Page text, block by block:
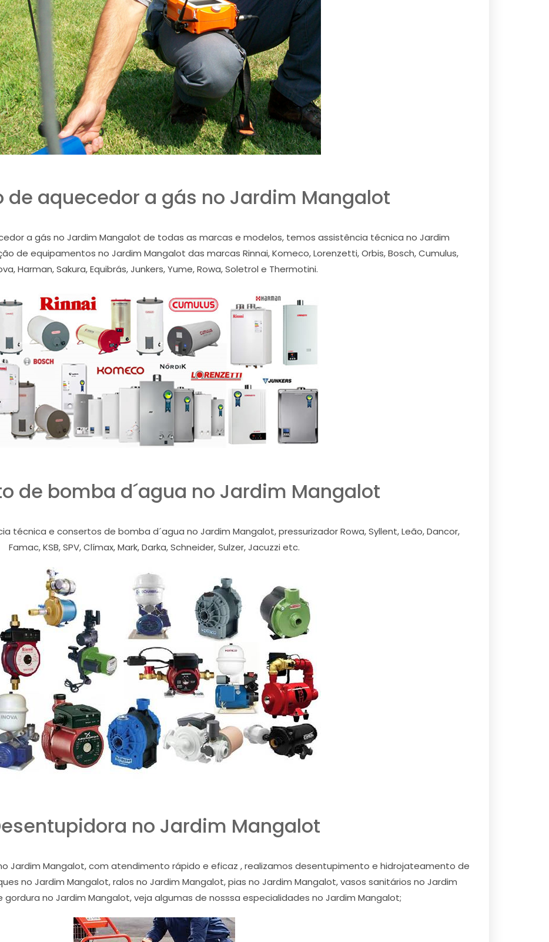
de aquecedor a gás no Jardim Mangalot
a gás no Jardim Mangalot de todas as marcas e modelos, temos assistência técnica no Jardim
de equipamentos no Jardim Mangalot das marcas Rinnai, Komeco, Lorenzetti, Orbis, Bosch, Cumulus,
Harman, Sakura, Equibrás, Junkers, Yume, Rowa, Soletrol e Thermotini.
de bomba d´agua no Jardim Mangalot
técnica e consertos de bomba d´agua no Jardim Mangalot, pressurizador Rowa, Syllent, Leão, Dancor,
Famac, KSB, SPV, Clímax, Mark, Darka, Schneider, Sulzer, Jacuzzi etc.
no Jardim Mangalot
Jardim Mangalot, com atendimento rápido e eficaz , realizamos desentupimento e hidrojateamento de
no Jardim Mangalot, ralos no Jardim Mangalot, pias no Jardim Mangalot, vasos sanitários no Jardim
gordura no Jardim Mangalot, veja algumas de nosssa especialidades no Jardim Mangalot;